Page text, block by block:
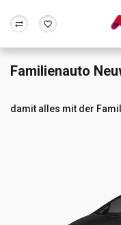
Zum Antrag Alle
FrankfurtWuppertal
Familienauto
damit alles mit der